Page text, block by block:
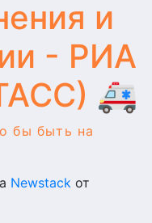
и
- РИА
🚑
бы быть на
Newstack от